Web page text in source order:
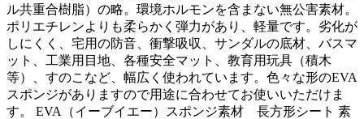
ル共重合樹脂）の略。環境ホルモンを含まない無公害素材。
ポリエチレンよりも柔らかく弾力があり、軽量です。劣化が
しにくく、宅用の防音、衝撃吸収、サンダルの底材、バスマ
ット、工業用目地、各種安全マット、教育用玩具（積木
等）、すのこなど、幅広く使われています。色々な形のEVA
スポンジがありますので用途に合わせてお使いいただけま
す。 EVA（イーブイエー）スポンジ素材 長方形シート 素